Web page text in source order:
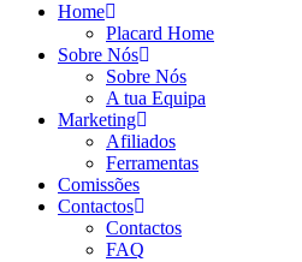
Home
Placard Home
Sobre Nós
Sobre Nós
A tua Equipa
Marketing
Afiliados
Ferramentas
Comissões
Contactos
Contactos
FAQ